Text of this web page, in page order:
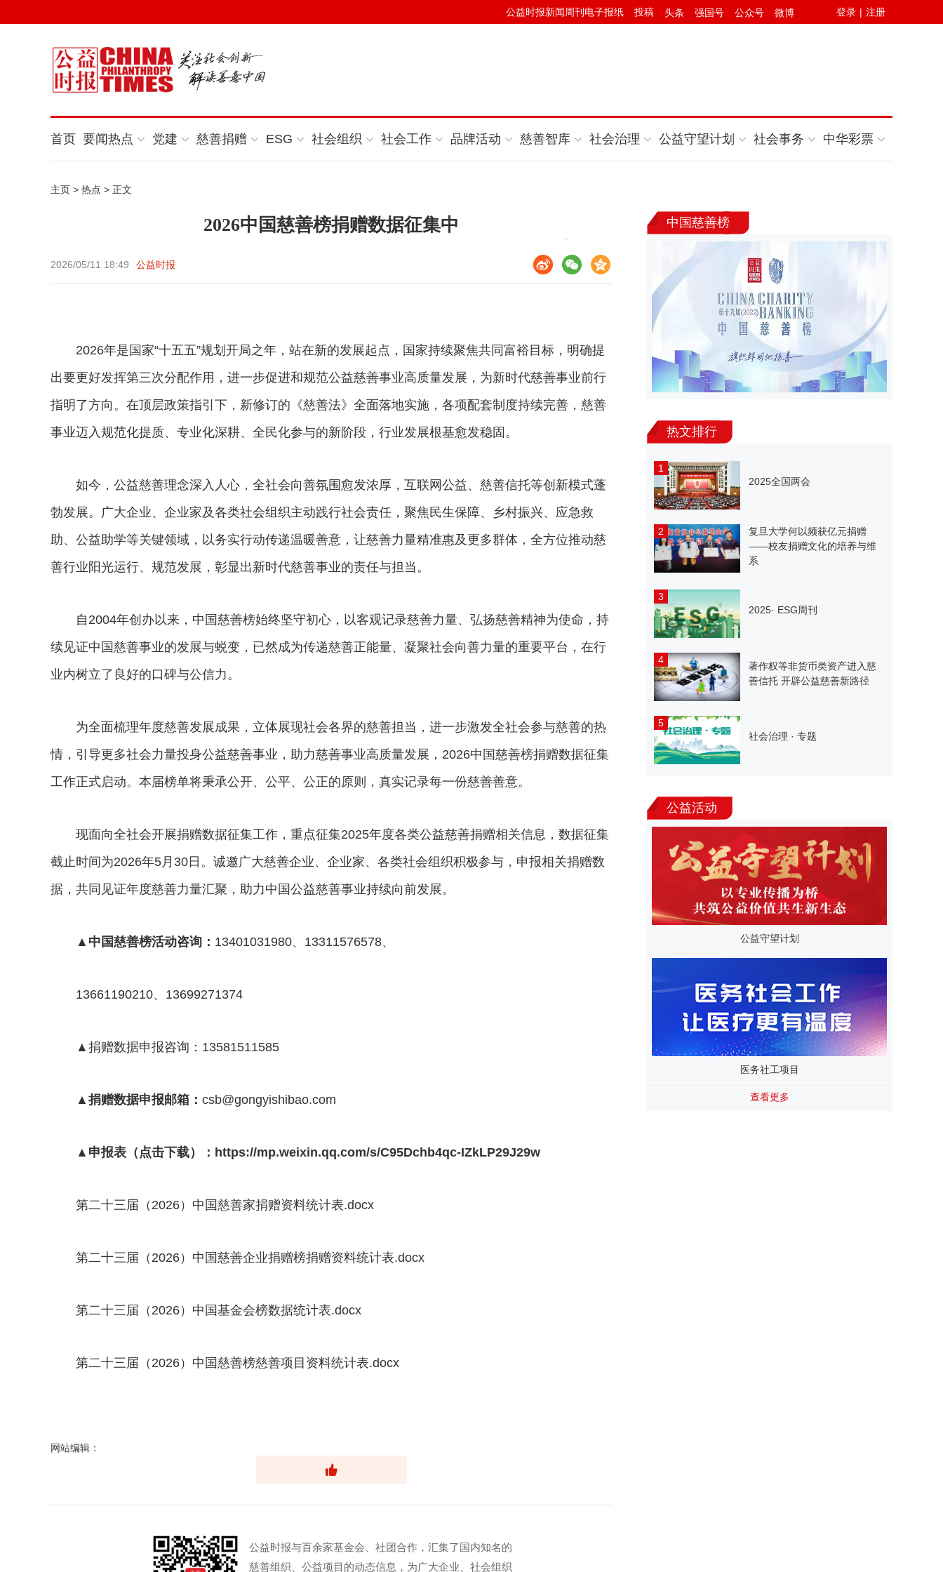
登录 | 注册
公益时报新闻周刊电子报纸 投稿 头条 强国号 公众号 微博
首页 要闻热点 党建 慈善捐赠 ESG 社会组织 社会工作 品牌活动 慈善智库 社会治理 公益守望计划 社会事务 中华彩票
主页 > 热点 > 正文
2026中国慈善榜捐赠数据征集中
2026/05/11 18:49 公益时报
2026年是国家“十五五”规划开局之年，站在新的发展起点，国家持续聚焦共同富裕目标，明确提
出要更好发挥第三次分配作用，进一步促进和规范公益慈善事业高质量发展，为新时代慈善事业前行
指明了方向。在顶层政策指引下，新修订的《慈善法》全面落地实施，各项配套制度持续完善，慈善
事业迈入规范化提质、专业化深耕、全民化参与的新阶段，行业发展根基愈发稳固。
如今，公益慈善理念深入人心，全社会向善氛围愈发浓厚，互联网公益、慈善信托等创新模式蓬
勃发展。广大企业、企业家及各类社会组织主动践行社会责任，聚焦民生保障、乡村振兴、应急救
助、公益助学等关键领域，以务实行动传递温暖善意，让慈善力量精准惠及更多群体，全方位推动慈
善行业阳光运行、规范发展，彰显出新时代慈善事业的责任与担当。
自2004年创办以来，中国慈善榜始终坚守初心，以客观记录慈善力量、弘扬慈善精神为使命，持
续见证中国慈善事业的发展与蜕变，已然成为传递慈善正能量、凝聚社会向善力量的重要平台，在行
业内树立了良好的口碑与公信力。
为全面梳理年度慈善发展成果，立体展现社会各界的慈善担当，进一步激发全社会参与慈善的热
情，引导更多社会力量投身公益慈善事业，助力慈善事业高质量发展，2026中国慈善榜捐赠数据征集
工作正式启动。本届榜单将秉承公开、公平、公正的原则，真实记录每一份慈善善意。
现面向全社会开展捐赠数据征集工作，重点征集2025年度各类公益慈善捐赠相关信息，数据征集
截止时间为2026年5月30日。诚邀广大慈善企业、企业家、各类社会组织积极参与，申报相关捐赠数
据，共同见证年度慈善力量汇聚，助力中国公益慈善事业持续向前发展。
▲中国慈善榜活动咨询： 13401031980、13311576578、
13661190210、 13699271374
▲ 捐赠数据申报咨询： 13581511585
▲捐赠数据申报邮箱： csb@gongyishibao.com
▲申报表（点击下载）： https://mp.weixin.qq.com/s/C95Dchb4qc-IZkLP29J29w
第二十三届（2026）中国慈善家捐赠资料统计表.docx
第二十三届（2026）中国慈善企业捐赠榜捐赠资料统计表.docx
第二十三届（2026）中国基金会榜数据统计表.docx
第二十三届（2026）中国慈善榜慈善项目资料统计表.docx
网站编辑：
公益时报与百余家基金会、社团合作，汇集了国内知名的
慈善组织、公益项目的动态信息，为广大企业、社会组织
中国慈善榜
热文排行
1
2025全国两会
2
复旦大学何以频获亿元捐赠
——校友捐赠文化的培养与维
系
3
2025· ESG周刊
4
著作权等非货币类资产进入慈
善信托 开辟公益慈善新路径
5
社会治理 · 专题
公益活动
公益守望计划
医务社工项目
查看更多